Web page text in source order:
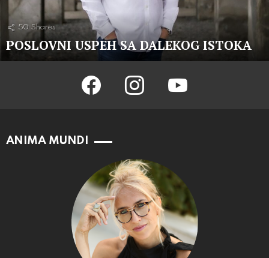
50 Shares
POSLOVNI USPEH SA DALEKOG ISTOKA
facebook instagram youtube
ANIMA MUNDI